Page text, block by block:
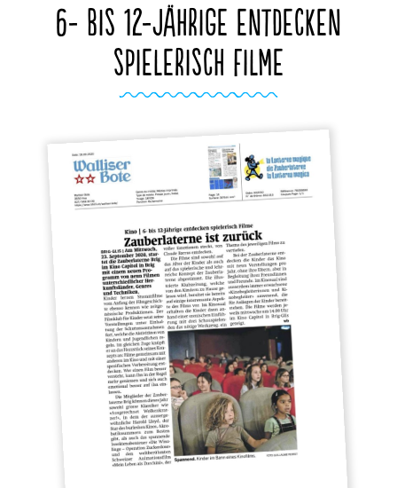
6- BIS 12-JÄHRIGE ENTDECKEN
SPIELERISCH FILME